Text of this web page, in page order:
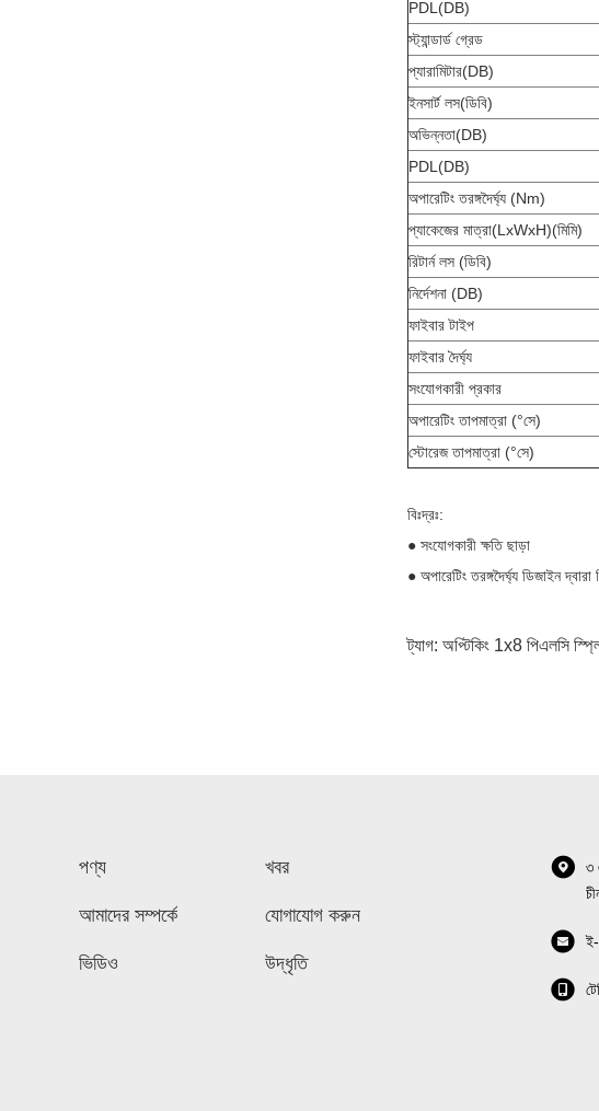
PDL(dB)
স্ট্যান্ডার্ড গ্রেড
প্যারামিটার(dB)
ইনসার্ট লস(ডিবি)
অভিন্নতা(dB)
PDL(dB)
অপারেটিং তরঙ্গদৈর্ঘ্য (nm)
প্যাকেজের মাত্রা(LxWxH)(মিমি)
রিটার্ন লস (ডিবি)
নির্দেশনা (dB)
ফাইবার টাইপ
ফাইবার দৈর্ঘ্য
সংযোগকারী প্রকার
অপারেটিং তাপমাত্রা (°সে)
স্টোরেজ তাপমাত্রা (°সে)
বিঃদ্রঃ:
● সংযোগকারী ক্ষতি ছাড়া
● অপারেটিং তরঙ্গদৈর্ঘ্য ডিজাইন
ট্যাগ: অপ্টিকিং 1x8 পিএলসি
পণ্য
আমাদের সম্পর্কে
ভিডিও
খবর
যোগাযোগ করুন
উদ্ধৃতি
৩